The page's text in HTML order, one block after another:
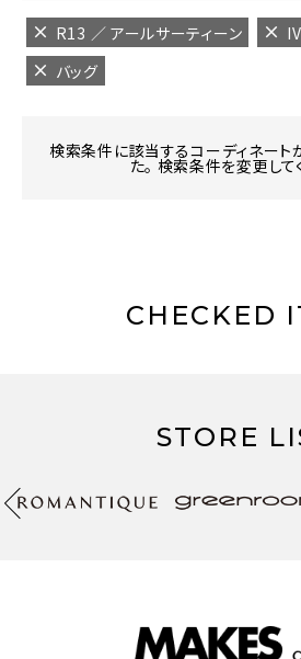
R13 ／ アールサーティーン
バッグ
検索条件に該当するコーディネート
た。 検索条件を変更して
CHECKED
STORE